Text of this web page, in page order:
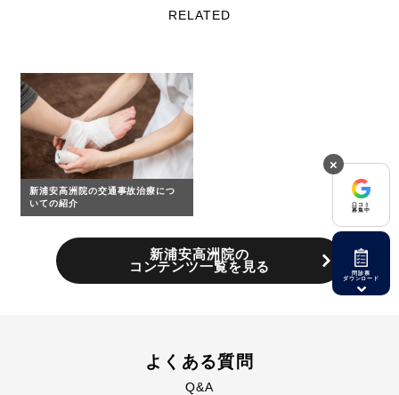
RELATED
新浦安高洲院の交通事故治療につ
いての紹介
新浦安高洲院の
コンテンツ一覧を見る
よくある質問
Q&A
×
口コミ
募集中
問診票
ダウンロード